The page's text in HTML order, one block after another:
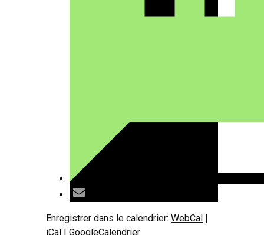
Enregistrer dans le calendrier: WebCal |
iCal | GoogleCalendrier